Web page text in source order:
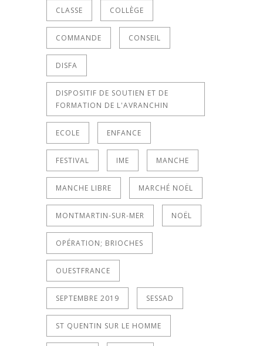
CLASSE COLLÈGE
COMMANDE CONSEIL
DISFA
DISPOSITIF DE SOUTIEN ET DE
FORMATION DE L'AVRANCHIN
ECOLE ENFANCE
FESTIVAL IME MANCHE
MANCHE LIBRE MARCHÉ NOËL
MONTMARTIN-SUR-MER NOËL
OPÉRATION; BRIOCHES
OUESTFRANCE
SEPTEMBRE 2019 SESSAD
ST QUENTIN SUR LE HOMME